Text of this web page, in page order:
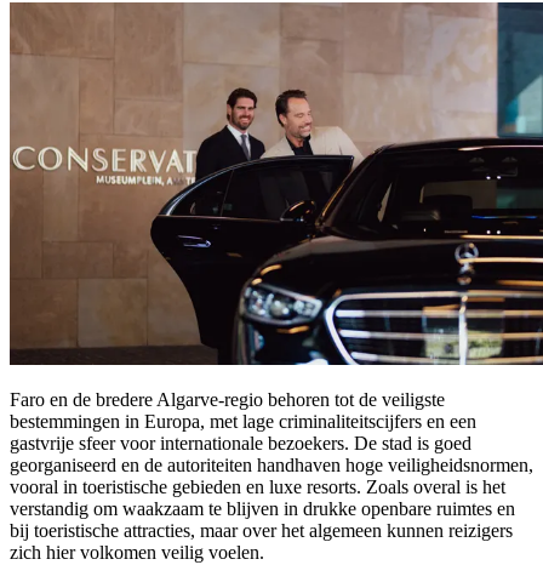
Faro en de bredere Algarve-regio behoren tot de veiligste
bestemmingen in Europa, met lage criminaliteitscijfers en een
gastvrije sfeer voor internationale bezoekers. De stad is goed
georganiseerd en de autoriteiten handhaven hoge veiligheidsnormen,
vooral in toeristische gebieden en luxe resorts. Zoals overal is het
verstandig om waakzaam te blijven in drukke openbare ruimtes en
bij toeristische attracties, maar over het algemeen kunnen reizigers
zich hier volkomen veilig voelen.